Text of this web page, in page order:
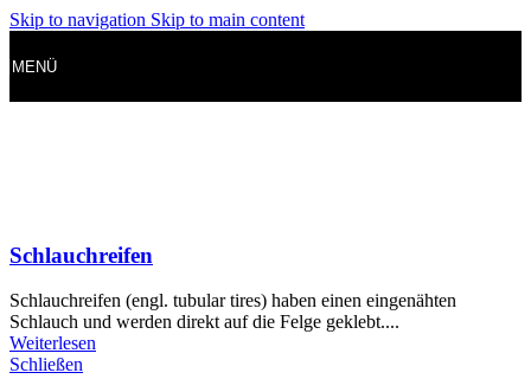
Skip to navigation Skip to main content
MENÜ
Schlauchreifen
Schlauchreifen (engl. tubular tires) haben einen eingenähten
Schlauch und werden direkt auf die Felge geklebt....
Weiterlesen
Schließen